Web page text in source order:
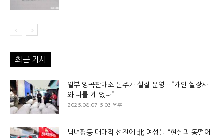
최근 기사
일부 양곡판매소 돈주가 실질 운영…“개인 쌀장사
와 다를 게 없다”
2026.08.07 6:03 오후
남녀평등 대대적 선전에 北 여성들 “현실과 동떨어